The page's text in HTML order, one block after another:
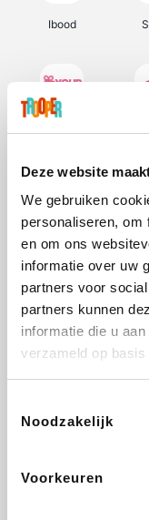
Deze website
We gebruiken
personaliseren, om
en om ons
informatie over uw
partners voor
partners kunnen
informatie die u
verzameld op
Noodzakelijk
Voorkeuren
Ibood
Weekendesk